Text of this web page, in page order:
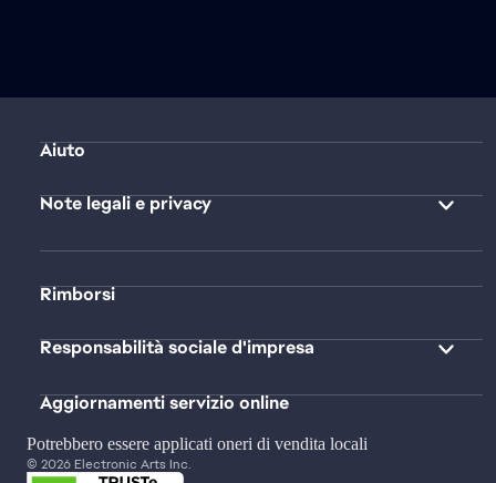
Aiuto
Note legali e privacy
Rimborsi
Responsabilità sociale d'impresa
Aggiornamenti servizio online
Potrebbero essere applicati oneri di vendita locali
© 2026 Electronic Arts Inc.